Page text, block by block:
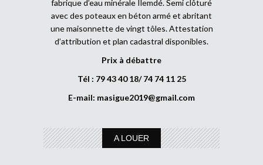
fabrique d’eau minérale Ilemdé. Semi clôturé
avec des poteaux en béton armé et abritant
une maisonnette de vingt tôles. Attestation
d’attribution et plan cadastral disponibles.
Prix à débattre
Tél : 79 43 40 18/ 74 74 11 25
E-mail: masigue2019@gmail.com
A LOUER